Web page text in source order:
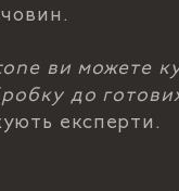
ви можете
до
експерти.